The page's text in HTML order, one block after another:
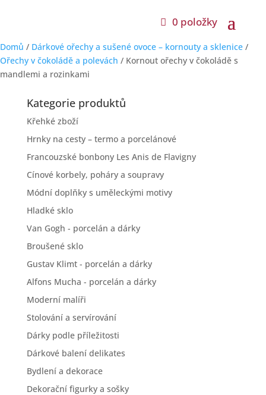
0 položky
Domů / Dárkové ořechy a sušené ovoce – kornouty a sklenice /
Ořechy v čokoládě a polevách / Kornout ořechy v čokoládě s
mandlemi a rozinkami
Kategorie produktů
Křehké zboží
Hrnky na cesty – termo a porcelánové
Francouzské bonbony Les Anis de Flavigny
Cínové korbely, poháry a soupravy
Módní doplňky s uměleckými motivy
Hladké sklo
Van Gogh - porcelán a dárky
Broušené sklo
Gustav Klimt - porcelán a dárky
Alfons Mucha - porcelán a dárky
Moderní malíři
Stolování a servírování
Dárky podle příležitosti
Dárkové balení delikates
Bydlení a dekorace
Dekorační figurky a sošky